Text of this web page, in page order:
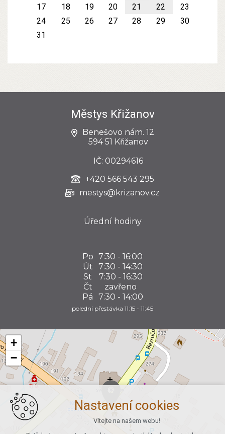
17
18 19 20 21 22
23
24
25 26 27 28 29
30
31
Městys Křižanov
Benešovo nám. 12
594 51 Křižanov
IČ: 00294616
+420 566 543 295
mestys@krizanov.cz
Úřední hodiny
Po 7:30 - 16:00
Út
7:30 - 14:30
St
7:30 - 16:30
Čt
zavřeno
Pá
7:30 - 14:00
polední přestávka 11:15 - 11:45
+
−
Nastavení cookies
Vítejte na našem webu!